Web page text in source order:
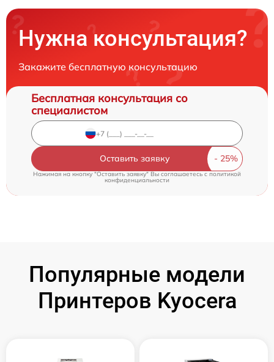
Нужна консультация?
Закажите бесплатную консультацию
Бесплатная консультация со
специалистом
Оставить заявку
Нажимая на кнопку "Оставить заявку" Вы соглашаетесь c политикой
конфиденциальности
Популярные модели
Принтеров Kyocera